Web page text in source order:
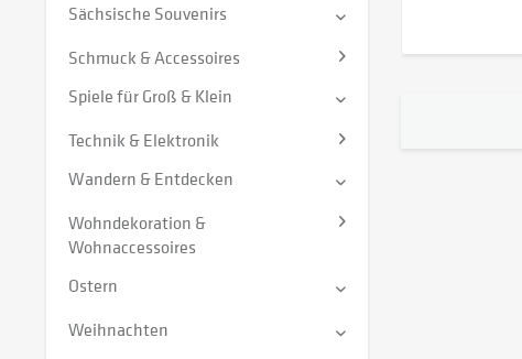
Sächsische Souvenirs
Schmuck & Accessoires
Spiele für Groß & Klein
Technik & Elektronik
Wandern & Entdecken
Wohndekoration &
Wohnaccessoires
Ostern
Weihnachten